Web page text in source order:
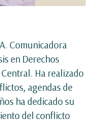
Comunicadora
en Derechos
Ha realizado
agendas de
ha dedicado su
del conflicto